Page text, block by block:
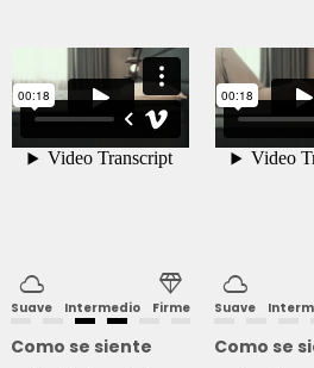
con Cozy 25 Viasono:Donde
la durabilidad de un producto
cloud
Suave Intermedio
diamond
Firme
Como se siente
cloud
Suave
Como se